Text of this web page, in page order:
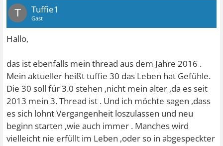
T Tuffie1
Gast
Hallo,
das ist ebenfalls mein thread aus dem Jahre 2016 .
Mein aktueller heißt tuffie 30 das Leben hat Gefühle.
Die 30 soll für 3.0 stehen ,nicht mein alter ,da es seit
2013 mein 3. Thread ist . Und ich möchte sagen ,dass
es sich lohnt Vergangenheit loszulassen und neu
beginn starten ,wie auch immer . Manches wird
vielleicht nie erfüllt im Leben ,oder so in abgespeckter